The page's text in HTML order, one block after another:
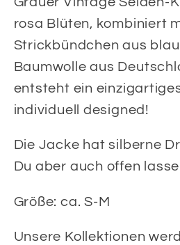
rosa Blüten, kombiniert
Strickbündchen aus
Baumwolle aus
entsteht ein
individuell designed!
Die Jacke hat silberne
Du aber auch offen
Größe: ca. S-M
Unsere Kollektionen